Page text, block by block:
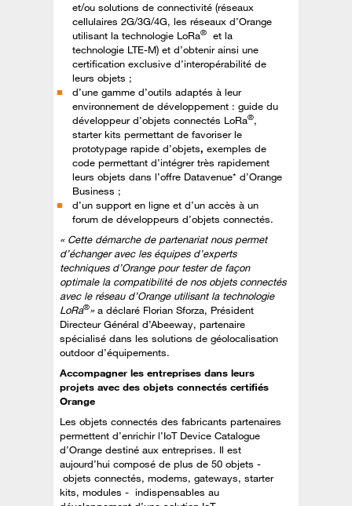
et/ou solutions de connectivité (réseaux
cellulaires 2G/3G/4G, les réseaux d’Orange
utilisant la technologie LoRa®
et la
technologie LTE-M) et d’obtenir ainsi une
certification exclusive d’interopérabilité de
leurs objets ;
d’une gamme d’outils adaptés à leur
environnement de développement : guide du
développeur d’objets connectés LoRa®,
starter kits permettant de favoriser le
prototypage rapide d’objets, exemples de
code permettant d’intégrer très rapidement
leurs objets dans l’offre Datavenue* d’Orange
Business ;
d’un support en ligne et d’un accès à un
forum de développeurs d’objets connectés.
« Cette démarche de partenariat nous permet
d’échanger avec les équipes d’experts
techniques d’Orange pour tester de façon
optimale la compatibilité de nos objets connectés
avec le réseau d’Orange utilisant la technologie
LoRa®»a déclaré Florian Sforza, Président
Directeur Général d’Abeeway, partenaire
spécialisé dans les solutions de géolocalisation
outdoor d’équipements.
Accompagner les entreprises dans leurs
projets avec des objets connectés certifiés
Orange
Les objets connectés des fabricants partenaires
permettent d’enrichir l’IoT Device Catalogue
d’Orange destiné aux entreprises. Il est
aujourd’hui composé de plus de 50 objets -
objets connectés, modems, gateways, starter
kits, modules - indispensables au